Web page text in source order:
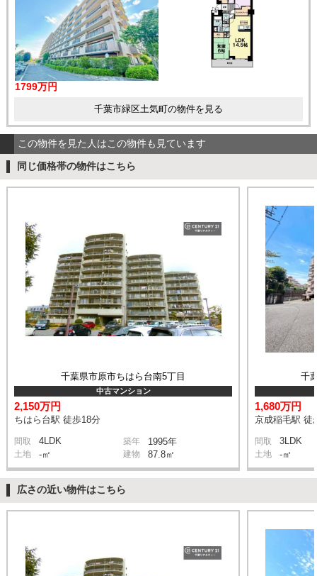
1799万円
千葉市緑区土気町の物件を見る
この物件を見た人はこの物件も見ています
同じ価格帯の物件はこちら
千葉県市原市ちはら台南5丁目
中古マンション
2,150万円
ちはら台駅 徒歩18分
間取 4LDK 築年 1995年
土地 -㎡ 建物 87.8㎡
千
1,680万円
京成稲毛駅 徒
間取 3LDK
土地 -㎡
広さの近い物件はこちら